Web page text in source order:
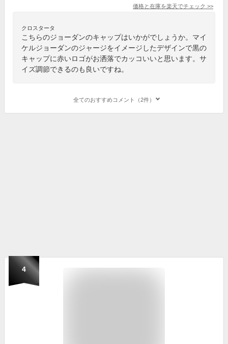
価格と在庫を楽天でチェック >>
クロスタータ
こちらのジョーダンのキャップはいかがでしょうか。マイ
ケルジョーダンのジャージをイメージしたデザインで黒の
キャップに赤いロゴがお洒落でカッコいいと思います。サ
イズ調節できるのも良いですね。
全てのおすすめコメント（2件）
4